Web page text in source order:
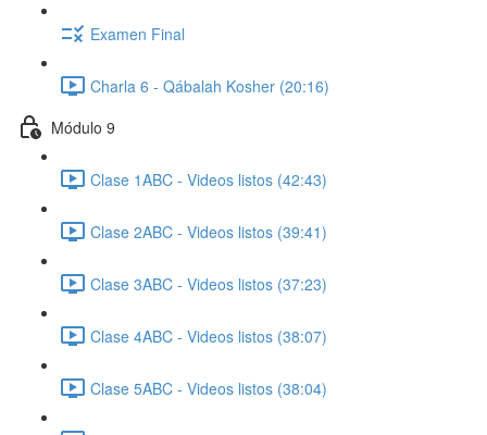
Examen Final
Charla 6 - Qábalah Kosher (20:16)
Módulo 9
Clase 1ABC - Videos listos (42:43)
Clase 2ABC - Videos listos (39:41)
Clase 3ABC - Videos listos (37:23)
Clase 4ABC - Videos listos (38:07)
Clase 5ABC - Videos listos (38:04)